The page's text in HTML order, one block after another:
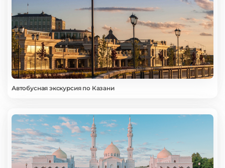
Автобусная экскурсия по Казани